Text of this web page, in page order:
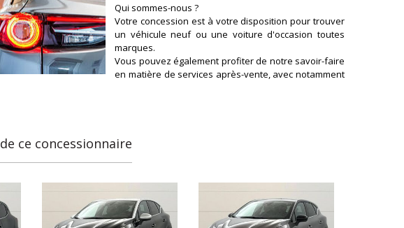
Qui sommes-nous ?
Votre concession est à votre disposition pour trouver
un véhicule neuf ou une voiture d'occasion toutes
marques.
Vous pouvez également profiter de notre savoir-faire
en matière de services après-vente, avec notamment
véhicules d'occasion.
reconnus parmi un réseau de 250 concessions, avec
plus de 14 000 voitures dans toute la France.
garantie, Autosphere.fr vous accompagne dans le
financement de
ce concessionnaire